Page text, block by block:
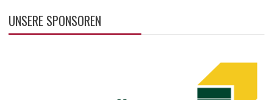
UNSERE SPONSOREN